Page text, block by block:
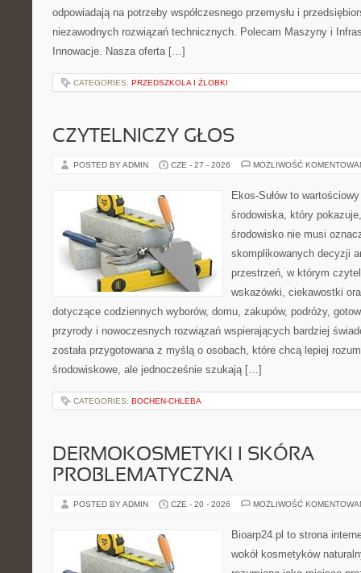
odpowiadają na potrzeby współczesnego przemysłu i
niezawodnych rozwiązań technicznych. Polecam Maszyny i
Innowacje. Nasza oferta […]
CATEGORIES: PRZEDSZKOLA I ŻLOBKI
CZYTELNICZY GŁOS
POSTED BY ADMIN CZE - 27 - 2026 MOŻLIWOŚĆ
Ekos-Sułów to
środowiska, który
środowisko nie musi
skomplikowanych decyzji
przestrzeń, w którym
wskazówki, ciekawostki
dotyczące codziennych wyborów, domu, zakupów, podróży,
przyrody i nowoczesnych rozwiązań wspierających bardziej
została przygotowana z myślą o osobach, które chcą lepiej
środowiskowe, ale jednocześnie szukają […]
CATEGORIES: BOCHEN-CHLEBA
DERMOKOSMETYKI I SKÓRA
PROBLEMATYCZNA
POSTED BY ADMIN CZE - 20 - 2026 MOŻLIWOŚĆ
Bioarp24.pl to strona
wokół kosmetyków